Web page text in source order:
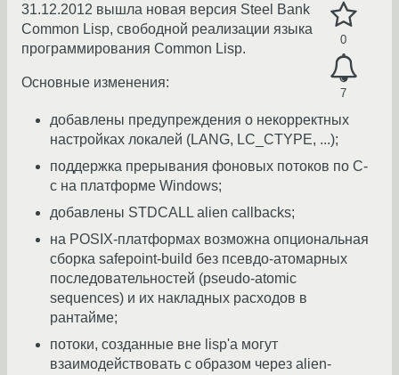
0
7
31.12.2012 вышла новая версия Steel Bank
Common Lisp, свободной реализации языка
программирования Common Lisp.
Основные изменения:
добавлены предупреждения о некорректных
настройках локалей (LANG, LC_CTYPE, ...);
поддержка прерывания фоновых потоков по С-
с на платформе Windows;
добавлены STDCALL alien callbacks;
на POSIX-платформах возможна опциональная
сборка safepoint-build без псевдо-атомарных
последовательностей (pseudo-atomic
sequences) и их накладных расходов в
рантайме;
потоки, созданные вне lisp'a могут
взаимодействовать с образом через alien-